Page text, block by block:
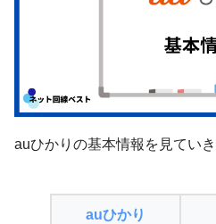
auひかりの基本情報を見ていき
auひかり